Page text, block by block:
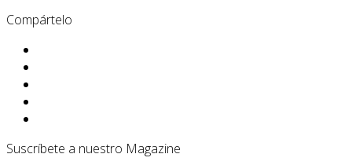
Compártelo
Suscríbete a nuestro Magazine